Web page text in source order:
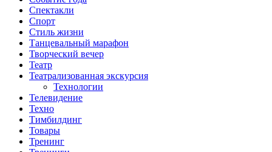
Спектакли
Спорт
Стиль жизни
Танцевальный марафон
Творческий вечер
Театр
Театрализованная экскурсия
Технологии
Телевидение
Техно
Тимбилдинг
Товары
Тренинг